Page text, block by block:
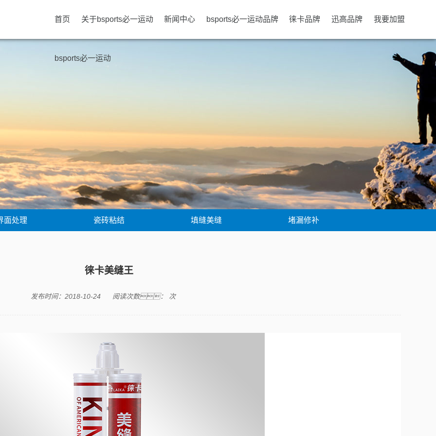
首页 关于bsports必一运动 新闻中心 bsports必一运动品牌 徕卡品牌 迅高品牌 我要加盟
bsports必一运动
面处理 瓷砖粘结 填缝美缝 堵漏修补
徕卡美缝王
发布时间：2018-10-24 阅读次数： 次